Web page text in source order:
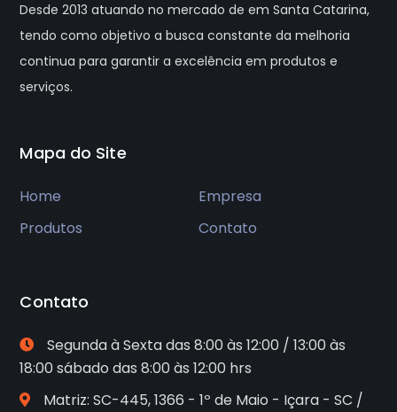
Desde 2013 atuando no mercado de em Santa Catarina,
tendo como objetivo a busca constante da melhoria
continua para garantir a excelência em produtos e
serviços.
Mapa do Site
Home
Empresa
Produtos
Contato
Contato
Segunda à Sexta das 8:00 às 12:00 / 13:00 às
18:00 sábado das 8:00 às 12:00 hrs
Matriz: SC-445, 1366 - 1º de Maio - Içara - SC /